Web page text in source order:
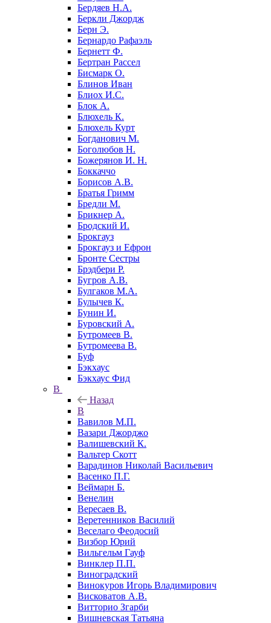
Бердяев Н.А.
Беркли Джордж
Берн Э.
Бернардо Рафаэль
Бернетт Ф.
Бертран Рассел
Бисмарк О.
Блинов Иван
Блиох И.С.
Блок А.
Блюхель К.
Блюхель Курт
Богданович М.
Боголюбов Н.
Божерянов И. Н.
Боккаччо
Борисов А.В.
Братья Гримм
Бредли М.
Брикнер А.
Бродский И.
Брокгауз
Брокгауз и Ефрон
Бронте Сестры
Брэдбери Р.
Бугров А.В.
Булгаков М.А.
Булычев К.
Бунин И.
Буровский А.
Бутромеев В.
Бутромеева В.
Буф
Бэкхаус
Бэкхаус Фид
В
Назад
В
Вавилов М.П.
Вазари Джорджо
Валишевский К.
Вальтер Скотт
Варадинов Николай Васильевич
Васенко П.Г.
Веймарн Б.
Венелин
Вересаев В.
Веретенников Василий
Веселаго Феодосий
Визбор Юрий
Вильгельм Гауф
Винклер П.П.
Виноградский
Винокуров Игорь Владимирович
Висковатов А.В.
Витторио Згарби
Вишневская Татьяна